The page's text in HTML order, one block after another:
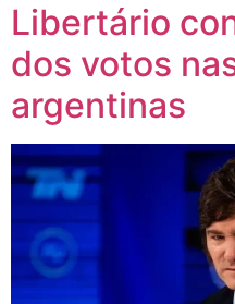
Libertário
dos votos
argentinas